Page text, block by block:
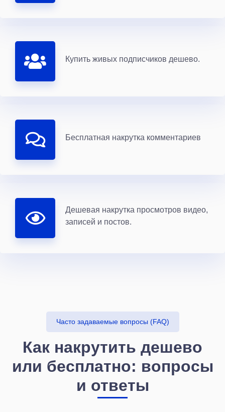
Купить живых подписчиков дешево.
Бесплатная накрутка комментариев
Дешевая накрутка просмотров видео,
записей и постов.
Часто задаваемые вопросы (FAQ)
Как накрутить дешево
или бесплатно: вопросы
и ответы